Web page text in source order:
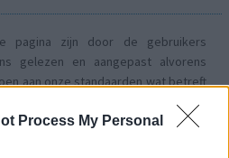
Process My Personal
pagina zijn door de gebruikers
gelezen en aangepast alvorens
aan onze standaarden wat betreft
Voor het delen van ervaringen is
Op deze manier geven de
de ervaring van de schrijvers en niet